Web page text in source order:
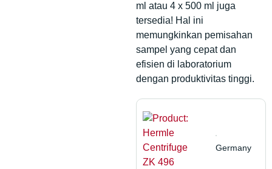
ml atau 4 x 500 ml juga
tersedia! Hal ini
memungkinkan pemisahan
sampel yang cepat dan
efisien di laboratorium
dengan produktivitas tinggi.
Germany